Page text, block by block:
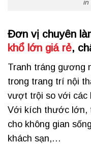
in
Đơn vị chuyên
khổ lớn giá rẻ,
Tranh tráng gương
trong trang trí nội
vượt trội so với các
Với kích thước lớn,
cho không gian
khách sạn,…